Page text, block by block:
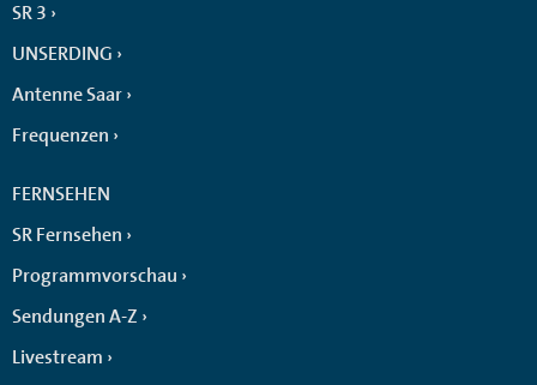
SR 3
UNSERDING
Antenne Saar
Frequenzen
FERNSEHEN
SR Fernsehen
Programmvorschau
Sendungen A-Z
Livestream